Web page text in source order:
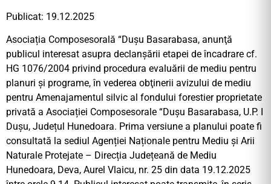
Publicat: 19.12.2025
Asociația Composesorală “Dușu Basarabasa, anunţă
publicul interesat asupra declanşării etapei de încadrare cf.
HG 1076/2004 privind procedura evaluării de mediu pentru
planuri şi programe, în vederea obţinerii avizului de mediu
pentru Amenajamentul silvic al fondului forestier proprietate
privată a Asociației Composesorale “Dușu Basarabasa, U.P. I
Dușu, Județul Hunedoara. Prima versiune a planului poate fi
consultată la sediul Agenției Naționale pentru Mediu și Arii
Naturale Protejate – Direcția Județeană de Mediu
Hunedoara, Deva, Aurel Vlaicu, nr. 25 din data 19.12.2025